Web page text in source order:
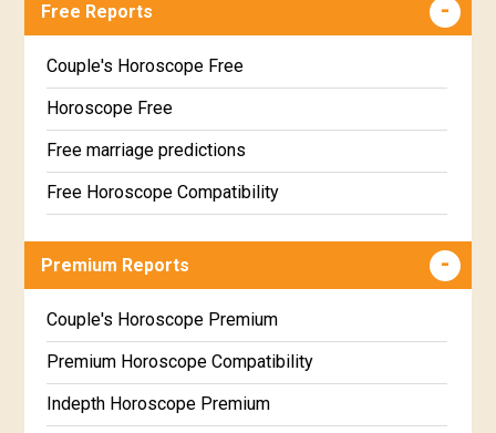
Free Reports
Couple's Horoscope Free
Horoscope Free
Free marriage predictions
Free Horoscope Compatibility
Wealth & Fortune Horoscope Free
Free Daily Rashiphal
Free Weekly Rashifal
Free Star Horoscope
Premium Reports
Couple's Horoscope Premium
Premium Horoscope Compatibility
Indepth Horoscope Premium